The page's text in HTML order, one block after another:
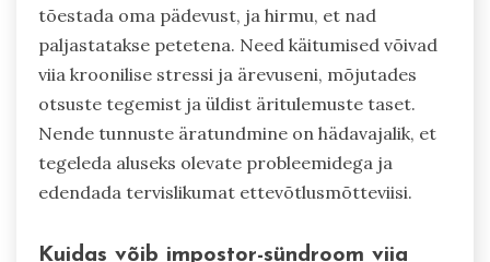
tõestada oma pädevust, ja hirmu, et nad
paljastatakse petetena. Need käitumised võivad
viia kroonilise stressi ja ärevuseni, mõjutades
otsuste tegemist ja üldist äritulemuste taset.
Nende tunnuste äratundmine on hädavajalik, et
tegeleda aluseks olevate probleemidega ja
edendada tervislikumat ettevõtlusmõtteviisi.
Kuidas võib impostor-sündroom viia